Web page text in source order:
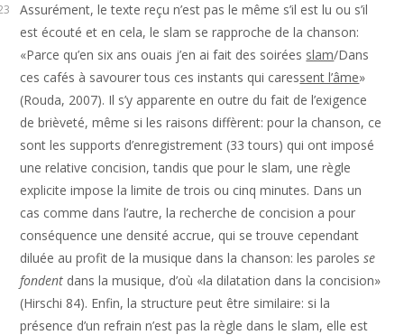
Assurément, le texte reçu n’est pas le même s’il est lu ou s’il
est écouté et en cela, le slam se rapproche de la chanson:
«Parce qu’en six ans ouais j’en ai fait des soirées slam/Dans
ces cafés à savourer tous ces instants qui caressent l’âme»
(Rouda, 2007). Il s’y apparente en outre du fait de l’exigence
de brièveté, même si les raisons diffèrent: pour la chanson, ce
sont les supports d’enregistrement (33 tours) qui ont imposé
une relative concision, tandis que pour le slam, une règle
explicite impose la limite de trois ou cinq minutes. Dans un
cas comme dans l’autre, la recherche de concision a pour
conséquence une densité accrue, qui se trouve cependant
diluée au profit de la musique dans la chanson: les parolesse
fondent dans la musique, d’où «la dilatation dans la concision»
(Hirschi 84). Enfin, la structure peut être similaire: si la
présence d’un refrain n’est pas la règle dans le slam, elle est